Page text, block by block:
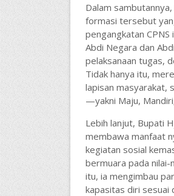
Dalam
formasi tersebut
pengangkatan
Abdi Negara dan
pelaksanaan tugas,
Tidak hanya itu,
lapisan masyarakat,
—yakni Maju,
Lebih lanjut, Bupati
membawa manfaat
kegiatan sosial
bermuara pada nilai-
itu, ia mengimbau
kapasitas diri sesuai